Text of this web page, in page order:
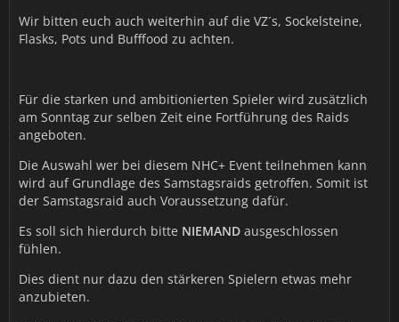
Wir bitten euch auch weiterhin auf die VZ´s, Sockelsteine,
Flasks, Pots und Bufffood zu achten.
Für die starken und ambitionierten Spieler wird zusätzlich
am Sonntag zur selben Zeit eine Fortführung des Raids
angeboten.
Die Auswahl wer bei diesem NHC+ Event teilnehmen kann
wird auf Grundlage des Samstagsraids getroffen. Somit ist
der Samstagsraid auch Voraussetzung dafür.
Es soll sich hierdurch bitte NIEMAND ausgeschlossen
fühlen.
Dies dient nur dazu den stärkeren Spielern etwas mehr
anzubieten.